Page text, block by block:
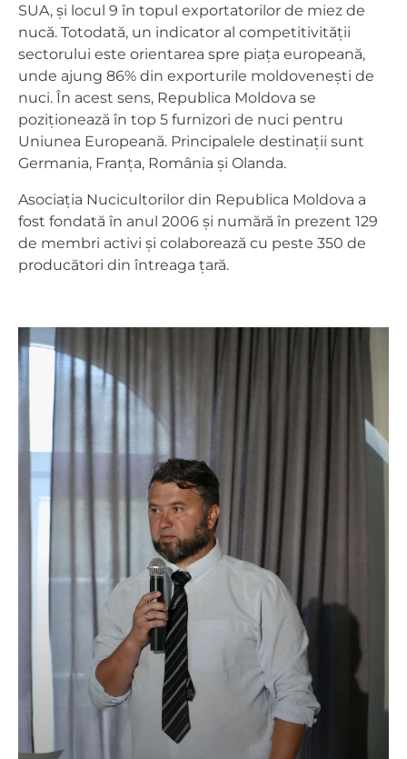
SUA, și locul 9 în topul exportatorilor de miez de
nucă. Totodată, un indicator al competitivității
sectorului este orientarea spre piața europeană,
unde ajung 86% din exporturile moldovenești de
nuci. În acest sens, Republica Moldova se
poziționează în top 5 furnizori de nuci pentru
Uniunea Europeană. Principalele destinații sunt
Germania, Franța, România și Olanda.
Asociația Nucicultorilor din Republica Moldova a
fost fondată în anul 2006 și numără în prezent 129
de membri activi și colaborează cu peste 350 de
producători din întreaga țară.